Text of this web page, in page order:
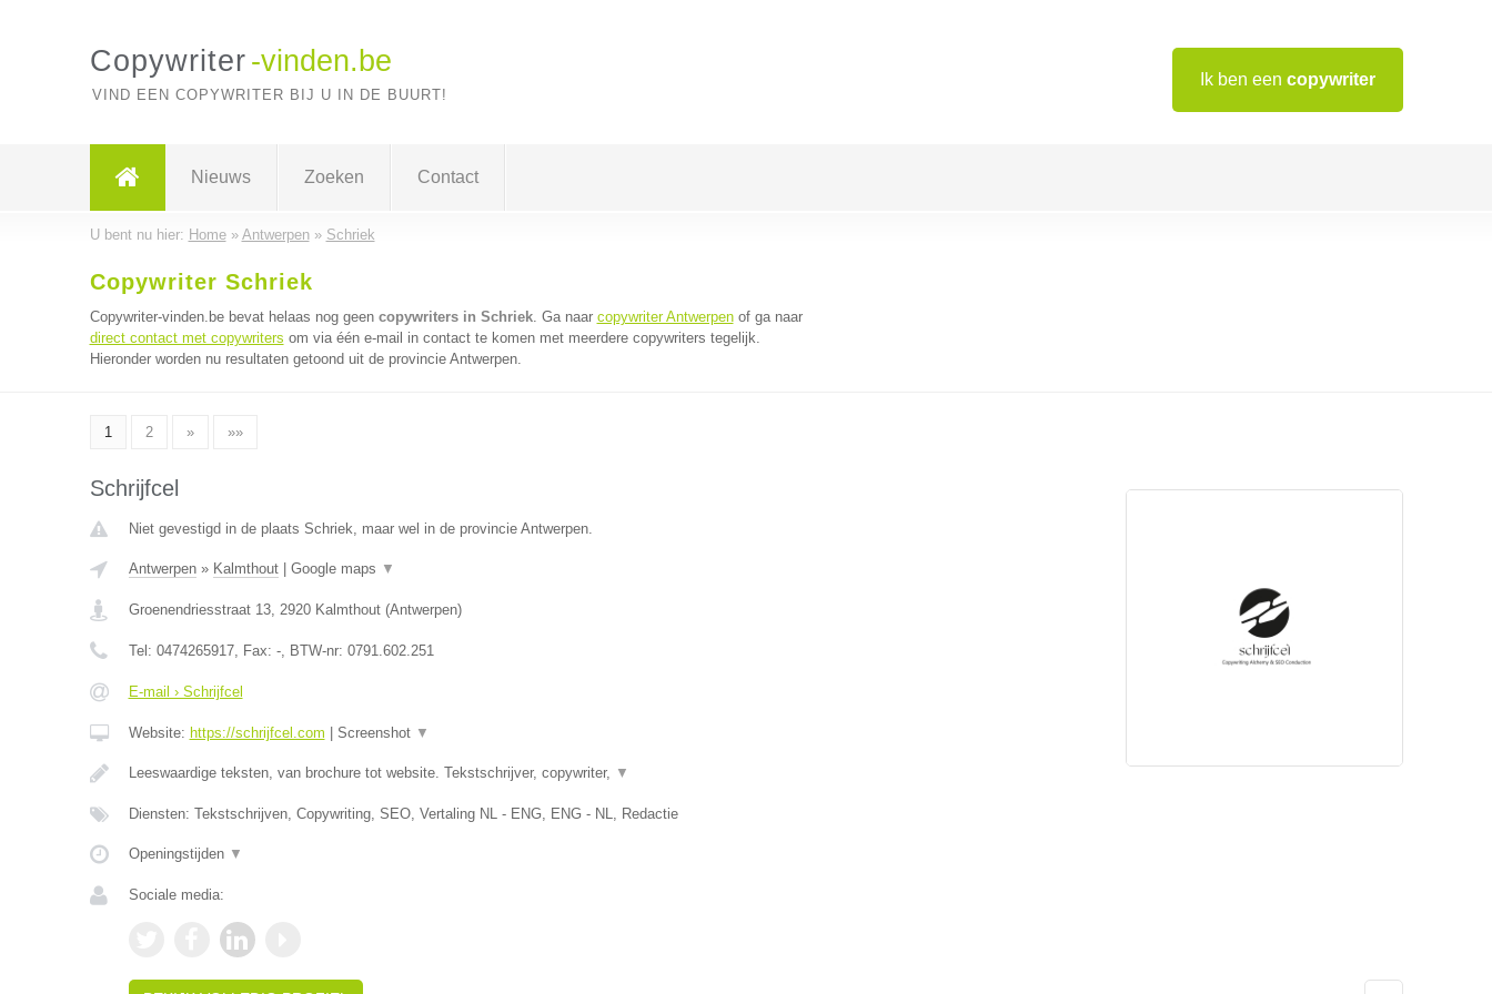
Ik ben een copywriter
Copywriter -vinden.be
VIND EEN COPYWRITER BIJ U IN DE BUURT!
Nieuws Zoeken Contact
U bent nu hier: Home» Antwerpen» Schriek
Copywriter Schriek
Copywriter-vinden.be bevat helaas nog geen copywriters in Schriek. Ga naar copywriter Antwerpenof ga naar
direct contact met copywriters om via één e-mail in contact te komen met meerdere copywriters tegelijk.
Hieronder worden nu resultaten getoond uit de provincie Antwerpen.
1 2 » »»
Schrijfcel
Niet gevestigd in de plaats Schriek, maar wel in de provincie Antwerpen.
Antwerpen» Kalmthout| Google maps ▼
Groenendriesstraat 13, 2920 Kalmthout(Antwerpen)
Tel: 0474265917, Fax: -, BTW-nr: 0791.602.251
E-mail › Schrijfcel
Website: https://schrijfcel.com Screenshot ▼
Leeswaardige teksten, van brochure tot website. Tekstschrijver, copywriter, ▼
Diensten: Tekstschrijven, Copywriting, SEO, Vertaling NL - ENG, ENG - NL, Redactie
Openingstijden ▼
Sociale media: